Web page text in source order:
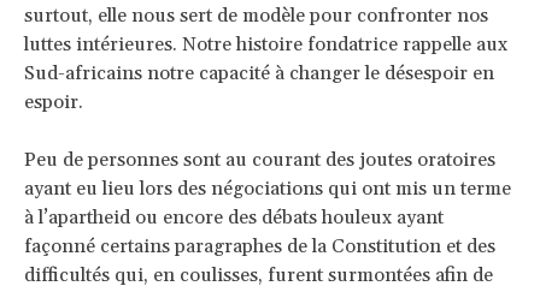
surtout, elle nous sert de modèle pour confronter nos
luttes intérieures. Notre histoire fondatrice rappelle aux
Sud-africains notre capacité à changer le désespoir en
espoir.
Peu de personnes sont au courant des joutes oratoires
ayant eu lieu lors des négociations qui ont mis un terme
à l’apartheid ou encore des débats houleux ayant
façonné certains paragraphes de la Constitution et des
difficultés qui, en coulisses, furent surmontées afin de